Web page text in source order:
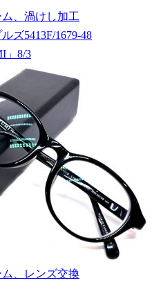
、渦けし加工
ズ5413F/1679-48
」8/3
、レンズ交換